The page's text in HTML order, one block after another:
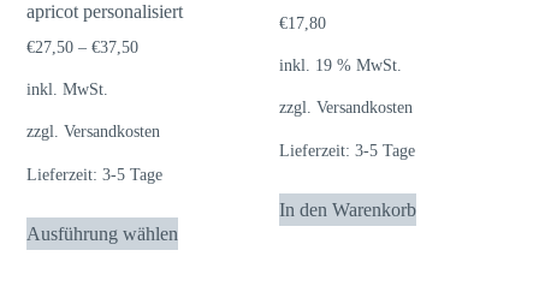
apricot personalisiert
€27,50 –€37,50
inkl. MwSt.
zzgl.Versandkosten
Lieferzeit:3-5 Tage
Ausführung wählen
Dieses
Produkt
€17,80
inkl. 19 % MwSt.
zzgl.Versandkosten
Lieferzeit:3-5 Tage
In den Warenkorb